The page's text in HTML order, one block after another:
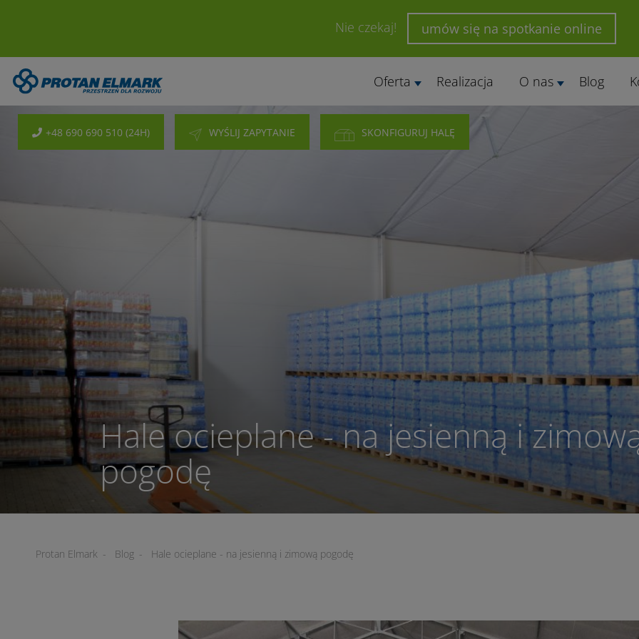
Nie czekaj! umów się na spotkanie online
Oferta Realizacja O nas Blog
+48 690 690 510 (24H) WYŚLIJ ZAPYTANIE SKONFIGURUJ HALĘ
Hale ocieplane - na jesienną i
pogodę
Protan Elmark - Blog - Hale ocieplane - na jesienną i zimową pogodę